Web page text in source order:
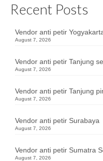
Recent Posts
Vendor anti petir
August 7, 2026
Vendor anti petir Tanjung
August 7, 2026
Vendor anti petir Tanjung
August 7, 2026
Vendor anti petir Surabaya
August 7, 2026
Vendor anti petir Sumatra
August 7, 2026